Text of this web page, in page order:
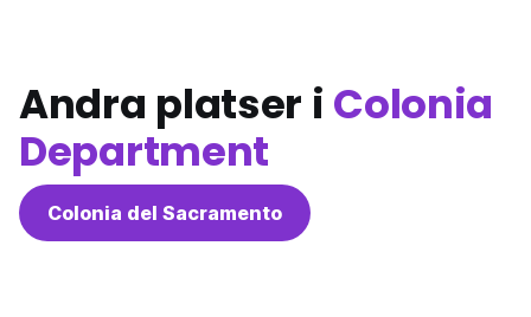
Andra platser i Colonia
Department
Colonia del Sacramento